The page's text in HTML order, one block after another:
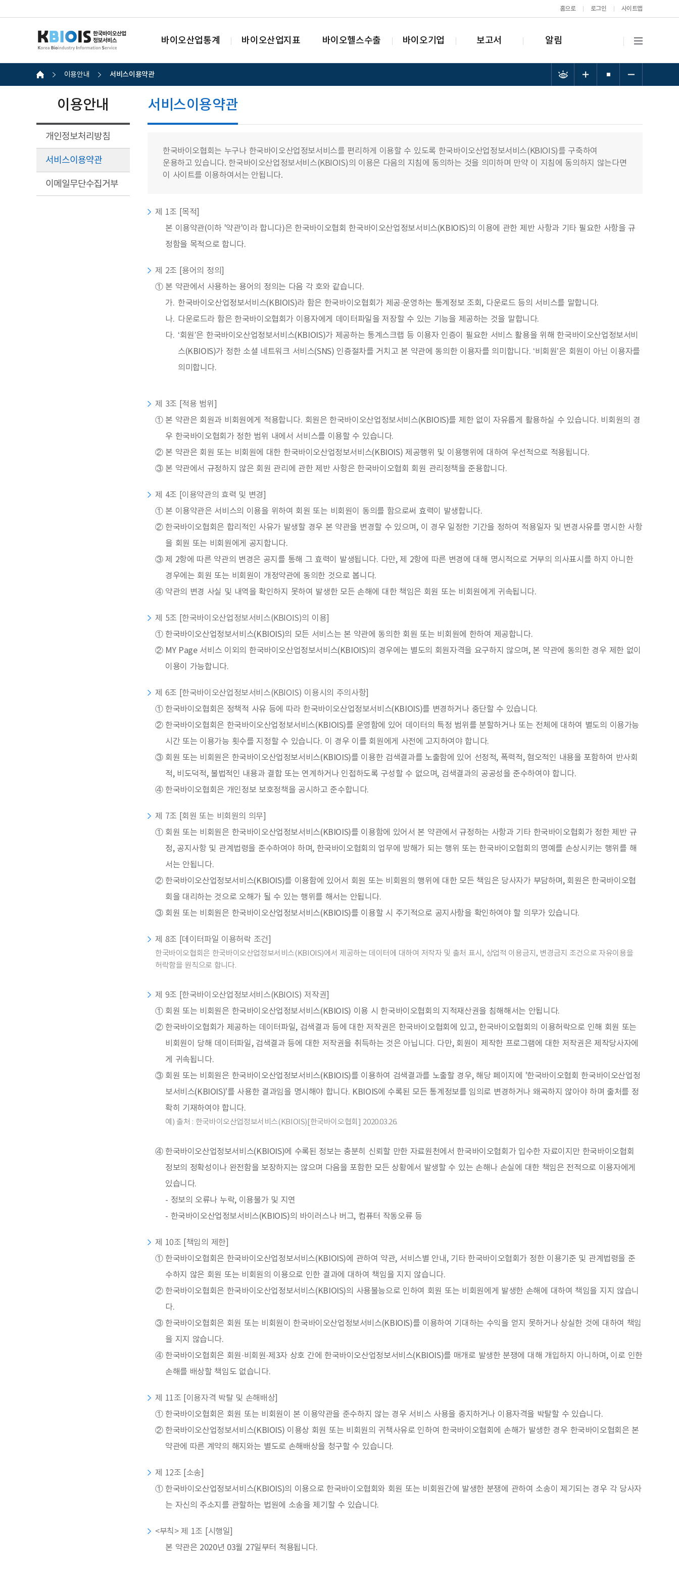
홈으로 로그인 사이트맵
바이오산업통계 바이오산업지표 바이오헬스수출 바이오기업 보고서 알림
이용안내 서비스이용약관
이용안내
개인정보처리방침
서비스이용약관
이메일무단수집거부
서비스이용약관
한국바이오협회는 누구나 한국바이오산업정보서비스를 편리하게 이용할 수 있도록 한국바이오산업정보서비스(KBIOIS)를 구축하여
운용하고 있습니다. 한국바이오산업정보서비스(KBIOIS)의 이용은 다음의 지침에 동의하는 것을 의미하며 만약 이 지침에 동의하지 않는다면
이 사이트를 이용하여서는 안됩니다.
제 1조 [목적]
본 이용약관(이하 '약관'이라 합니다)은 한국바이오협회 한국바이오산업정보서비스(KBIOIS)의 이용에 관한 제반 사항과 기타 필요한 사항을 규
정함을 목적으로 합니다.
제 2조 [용어의 정의]
① 본 약관에서 사용하는 용어의 정의는 다음 각 호와 같습니다.
가. 한국바이오산업정보서비스(KBIOIS)라 함은 한국바이오협회가 제공·운영하는 통계정보 조회, 다운로드 등의 서비스를 말합니다.
나. 다운로드라 함은 한국바이오협회가 이용자에게 데이터파일을 저장할 수 있는 기능을 제공하는 것을 말합니다.
다. ‘회원’은 한국바이오산업정보서비스(KBIOIS)가 제공하는 통계스크랩 등 이용자 인증이 필요한 서비스 활용을 위해 한국바이오산업정보서비
스(KBIOIS)가 정한 소셜 네트워크 서비스(SNS) 인증절차를 거치고 본 약관에 동의한 이용자를 의미합니다. ‘비회원’은 회원이 아닌 이용자를
의미합니다.
제 3조 [적용 범위]
① 본 약관은 회원과 비회원에게 적용합니다. 회원은 한국바이오산업정보서비스(KBIOIS)를 제한 없이 자유롭게 활용하실 수 있습니다. 비회원의 경
우 한국바이오협회가 정한 범위 내에서 서비스를 이용할 수 있습니다.
② 본 약관은 회원 또는 비회원에 대한 한국바이오산업정보서비스(KBIOIS) 제공행위 및 이용행위에 대하여 우선적으로 적용됩니다.
③ 본 약관에서 규정하지 않은 회원 관리에 관한 제반 사항은 한국바이오협회 회원 관리정책을 준용합니다.
제 4조 [이용약관의 효력 및 변경]
① 본 이용약관은 서비스의 이용을 위하여 회원 또는 비회원이 동의를 함으로써 효력이 발생합니다.
② 한국바이오협회은 합리적인 사유가 발생할 경우 본 약관을 변경할 수 있으며, 이 경우 일정한 기간을 정하여 적용일자 및 변경사유를 명시한 사항
을 회원 또는 비회원에게 공지합니다.
③ 제 2항에 따른 약관의 변경은 공지를 통해 그 효력이 발생됩니다. 다만, 제 2항에 따른 변경에 대해 명시적으로 거부의 의사표시를 하지 아니한
경우에는 회원 또는 비회원이 개정약관에 동의한 것으로 봅니다.
④ 약관의 변경 사실 및 내역을 확인하지 못하여 발생한 모든 손해에 대한 책임은 회원 또는 비회원에게 귀속됩니다.
제 5조 [한국바이오산업정보서비스(KBIOIS)의 이용]
① 한국바이오산업정보서비스(KBIOIS)의 모든 서비스는 본 약관에 동의한 회원 또는 비회원에 한하여 제공합니다.
② MY Page 서비스 이외의 한국바이오산업정보서비스(KBIOIS)의 경우에는 별도의 회원자격을 요구하지 않으며, 본 약관에 동의한 경우 제한 없이
이용이 가능합니다.
제 6조 [한국바이오산업정보서비스(KBIOIS) 이용시의 주의사항]
① 한국바이오협회은 정책적 사유 등에 따라 한국바이오산업정보서비스(KBIOIS)를 변경하거나 중단할 수 있습니다.
② 한국바이오협회은 한국바이오산업정보서비스(KBIOIS)를 운영함에 있어 데이터의 특정 범위를 분할하거나 또는 전체에 대하여 별도의 이용가능
시간 또는 이용가능 횟수를 지정할 수 있습니다. 이 경우 이를 회원에게 사전에 고지하여야 합니다.
③ 회원 또는 비회원은 한국바이오산업정보서비스(KBIOIS)를 이용한 검색결과를 노출함에 있어 선정적, 폭력적, 혐오적인 내용을 포함하여 반사회
적, 비도덕적, 불법적인 내용과 결합 또는 연계하거나 인접하도록 구성할 수 없으며, 검색결과의 공공성을 준수하여야 합니다.
④ 한국바이오협회은 개인정보 보호정책을 공시하고 준수합니다.
제 7조 [회원 또는 비회원의 의무]
① 회원 또는 비회원은 한국바이오산업정보서비스(KBIOIS)를 이용함에 있어서 본 약관에서 규정하는 사항과 기타 한국바이오협회가 정한 제반 규
정, 공지사항 및 관계법령을 준수하여야 하며, 한국바이오협회의 업무에 방해가 되는 행위 또는 한국바이오협회의 명예를 손상시키는 행위를 해
서는 안됩니다.
② 한국바이오산업정보서비스(KBIOIS)를 이용함에 있어서 회원 또는 비회원의 행위에 대한 모든 책임은 당사자가 부담하며, 회원은 한국바이오협
회을 대리하는 것으로 오해가 될 수 있는 행위를 해서는 안됩니다.
③ 회원 또는 비회원은 한국바이오산업정보서비스(KBIOIS)를 이용할 시 주기적으로 공지사항을 확인하여야 할 의무가 있습니다.
제 8조 [데이터파일 이용허락 조건]
한국바이오협회은 한국바이오산업정보서비스(KBIOIS)에서 제공하는 데이터에 대하여 저작자 및 출처 표시, 상업적 이용금지, 변경금지 조건으로 자유이용을
허락함을 원칙으로 합니다.
제 9조 [한국바이오산업정보서비스(KBIOIS) 저작권]
① 회원 또는 비회원은 한국바이오산업정보서비스(KBIOIS) 이용 시 한국바이오협회의 지적재산권을 침해해서는 안됩니다.
② 한국바이오협회가 제공하는 데이터파일, 검색결과 등에 대한 저작권은 한국바이오협회에 있고, 한국바이오협회의 이용허락으로 인해 회원 또는
비회원이 당해 데이터파일, 검색결과 등에 대한 저작권을 취득하는 것은 아닙니다. 다만, 회원이 제작한 프로그램에 대한 저작권은 제작당사자에
게 귀속됩니다.
③ 회원 또는 비회원은 한국바이오산업정보서비스(KBIOIS)를 이용하여 검색결과를 노출할 경우, 해당 페이지에 '한국바이오협회 한국바이오산업정
보서비스(KBIOIS)'를 사용한 결과임을 명시해야 합니다. KBIOIS에 수록된 모든 통계정보를 임의로 변경하거나 왜곡하지 않아야 하며 출처를 정
확히 기재하여야 합니다.
예) 출처 : 한국바이오산업정보서비스(KBIOIS)[한국바이오협회] 2020.03.26.
④ 한국바이오산업정보서비스(KBIOIS)에 수록된 정보는 충분히 신뢰할 만한 자료원천에서 한국바이오협회가 입수한 자료이지만 한국바이오협회
정보의 정확성이나 완전함을 보장하지는 않으며 다음을 포함한 모든 상황에서 발생할 수 있는 손해나 손실에 대한 책임은 전적으로 이용자에게
있습니다.
- 정보의 오류나 누락, 이용불가 및 지연
- 한국바이오산업정보서비스(KBIOIS)의 바이러스나 버그, 컴퓨터 작동오류 등
제 10조 [책임의 제한]
① 한국바이오협회은 한국바이오산업정보서비스(KBIOIS)에 관하여 약관, 서비스별 안내, 기타 한국바이오협회가 정한 이용기준 및 관계법령을 준
수하지 않은 회원 또는 비회원의 이용으로 인한 결과에 대하여 책임을 지지 않습니다.
② 한국바이오협회은 한국바이오산업정보서비스(KBIOIS)의 사용불능으로 인하여 회원 또는 비회원에게 발생한 손해에 대하여 책임을 지지 않습니
다.
③ 한국바이오협회은 회원 또는 비회원이 한국바이오산업정보서비스(KBIOIS)를 이용하여 기대하는 수익을 얻지 못하거나 상실한 것에 대하여 책임
을 지지 않습니다.
④ 한국바이오협회은 회원·비회원·제3자 상호 간에 한국바이오산업정보서비스(KBIOIS)를 매개로 발생한 분쟁에 대해 개입하지 아니하며, 이로 인한
손해를 배상할 책임도 없습니다.
제 11조 [이용자격 박탈 및 손해배상]
① 한국바이오협회은 회원 또는 비회원이 본 이용약관을 준수하지 않는 경우 서비스 사용을 중지하거나 이용자격을 박탈할 수 있습니다.
② 한국바이오산업정보서비스(KBIOIS) 이용상 회원 또는 비회원의 귀책사유로 인하여 한국바이오협회에 손해가 발생한 경우 한국바이오협회은 본
약관에 따른 계약의 해지와는 별도로 손해배상을 청구할 수 있습니다.
제 12조 [소송]
① 한국바이오산업정보서비스(KBIOIS)의 이용으로 한국바이오협회와 회원 또는 비회원간에 발생한 분쟁에 관하여 소송이 제기되는 경우 각 당사자
는 자신의 주소지를 관할하는 법원에 소송을 제기할 수 있습니다.
<부칙> 제 1조 [시행일]
본 약관은 2020년 03월 27일부터 적용됩니다.